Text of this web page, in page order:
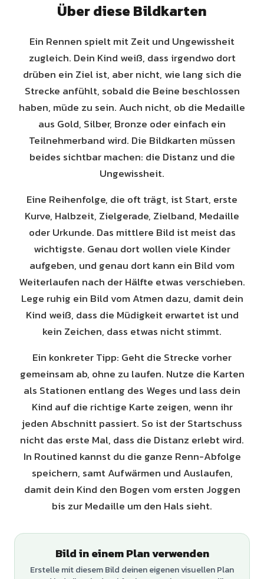
Über diese Bildkarten
Ein Rennen spielt mit Zeit und Ungewissheit
zugleich. Dein Kind weiß, dass irgendwo dort
drüben ein Ziel ist, aber nicht, wie lang sich die
Strecke anfühlt, sobald die Beine beschlossen
haben, müde zu sein. Auch nicht, ob die Medaille
aus Gold, Silber, Bronze oder einfach ein
Teilnehmerband wird. Die Bildkarten müssen
beides sichtbar machen: die Distanz und die
Ungewissheit.
Eine Reihenfolge, die oft trägt, ist Start, erste
Kurve, Halbzeit, Zielgerade, Zielband, Medaille
oder Urkunde. Das mittlere Bild ist meist das
wichtigste. Genau dort wollen viele Kinder
aufgeben, und genau dort kann ein Bild vom
Weiterlaufen nach der Hälfte etwas verschieben.
Lege ruhig ein Bild vom Atmen dazu, damit dein
Kind weiß, dass die Müdigkeit erwartet ist und
kein Zeichen, dass etwas nicht stimmt.
Ein konkreter Tipp: Geht die Strecke vorher
gemeinsam ab, ohne zu laufen. Nutze die Karten
als Stationen entlang des Weges und lass dein
Kind auf die richtige Karte zeigen, wenn ihr
jeden Abschnitt passiert. So ist der Startschuss
nicht das erste Mal, dass die Distanz erlebt wird.
In Routined kannst du die ganze Renn-Abfolge
speichern, samt Aufwärmen und Auslaufen,
damit dein Kind den Bogen vom ersten Joggen
bis zur Medaille um den Hals sieht.
Bild in einem Plan verwenden
Erstelle mit diesem Bild deinen eigenen visuellen Plan